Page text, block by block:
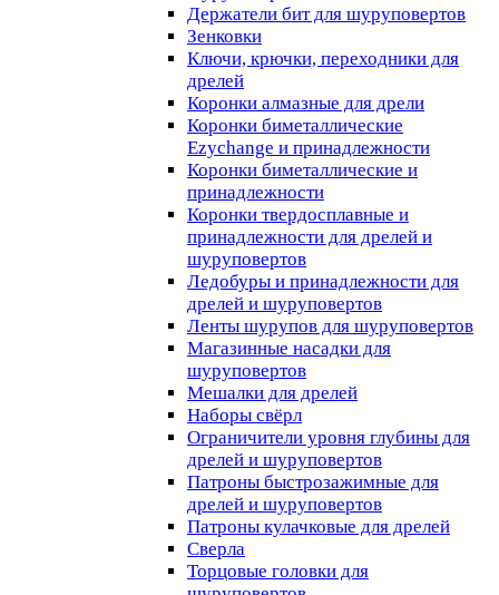
Держатели бит для шуруповертов
Зенковки
Ключи, крючки, переходники для
дрелей
Коронки алмазные для дрели
Коронки биметаллические
Ezychange и принадлежности
Коронки биметаллические и
принадлежности
Коронки твердосплавные и
принадлежности для дрелей и
шуруповертов
Ледобуры и принадлежности для
дрелей и шуруповертов
Ленты шурупов для шуруповертов
Магазинные насадки для
шуруповертов
Мешалки для дрелей
Наборы свёрл
Ограничители уровня глубины для
дрелей и шуруповертов
Патроны быстрозажимные для
дрелей и шуруповертов
Патроны кулачковые для дрелей
Сверла
Торцовые головки для